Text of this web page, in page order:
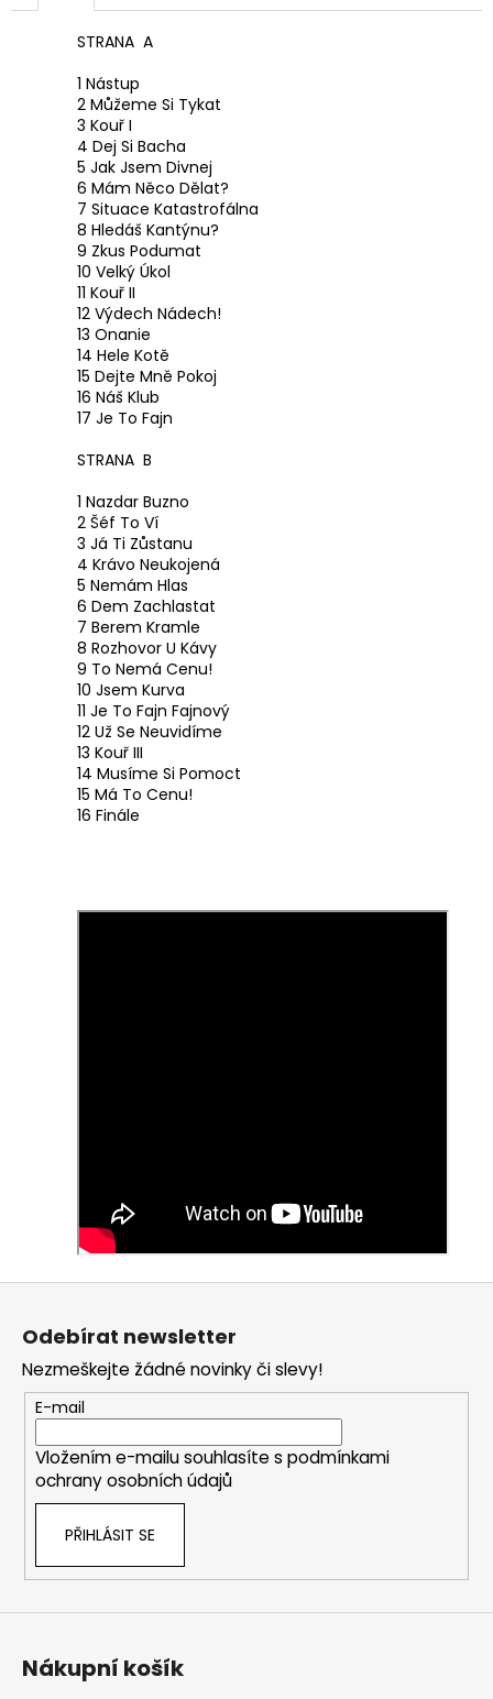
STRANA A
1 Nástup
2 Můžeme Si Tykat
3 Kouř I
4 Dej Si Bacha
5 Jak Jsem Divnej
6 Mám Něco Dělat?
7 Situace Katastrofálna
8 Hledáš Kantýnu?
9 Zkus Podumat
10 Velký Úkol
11 Kouř II
12 Výdech Nádech!
13 Onanie
14 Hele Kotě
15 Dejte Mně Pokoj
16 Náš Klub
17 Je To Fajn
STRANA B
1 Nazdar Buzno
2 Šéf To Ví
3 Já Ti Zůstanu
4 Krávo Neukojená
5 Nemám Hlas
6 Dem Zachlastat
7 Berem Kramle
8 Rozhovor U Kávy
9 To Nemá Cenu!
10 Jsem Kurva
11 Je To Fajn Fajnový
12 Už Se Neuvidíme
13 Kouř III
14 Musíme Si Pomoct
15 Má To Cenu!
16 Finále
Z
Odebírat newsletter
Nezmeškejte žádné novinky či slevy!
E-mail
Vložením e-mailu souhlasíte s podmínkami
ochrany osobních údajů
PŘIHLÁSIT SE
Nákupní košík